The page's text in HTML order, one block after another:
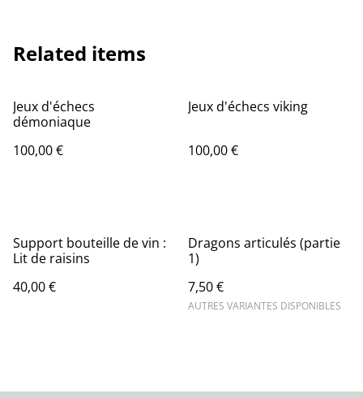
Related items
Jeux d'échecs
démoniaque
100,00 €
Jeux d'échecs viking
100,00 €
Support bouteille de vin :
Lit de raisins
40,00 €
Dragons articulés (partie
1)
7,50 €
AUTRES VARIANTES DISPONIBLES